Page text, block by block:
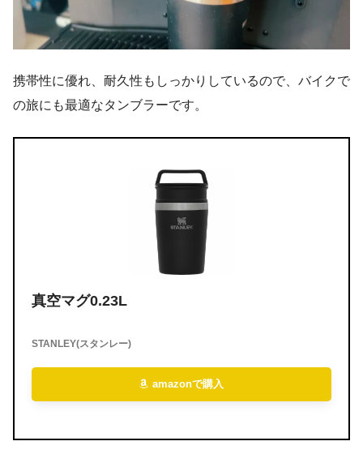
携帯性に優れ、耐久性もしっかりしているので、バイクで
の旅にも最適なタンブラーです。
真空マグ0.23L
STANLEY(スタンレー)
amazonで購入